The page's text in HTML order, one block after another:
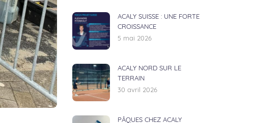
ACALY SUISSE : UNE FORTE
CROISSANCE
5 mai 2026
ACALY NORD SUR LE
TERRAIN
30 avril 2026
PÂQUES CHEZ ACALY